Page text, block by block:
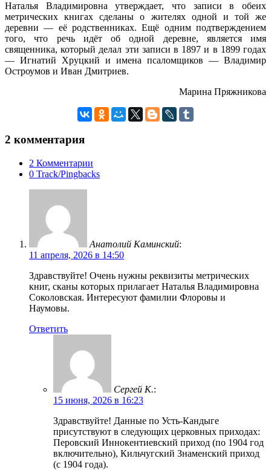
Наталья Владимировна утверждает, что записи в обеих
метрических книгах сделаны о жителях одной и той же
деревни — её родственниках. Ещё одним подтверждением
того, что речь идёт об одной деревне, является имя
священника, который делал эти записи в 1897 и в 1899 годах
— Игнатий Хруцкий и имена псаломщиков — Владимир
Остроумов и Иван Дмитриев.
Марина Пряжникова
2 комментария
2 Комментарии
0 Track/Pingbacks
Анатолий Каминский:
11 апреля, 2026 в 14:50
Здравствуйте! Очень нужны реквизиты метрических
книг, сканы которых прилагает Наталья Владимировна
Соколовская. Интересуют фамилии Флоровы и
Наумовы.
Ответить
Сергей К.:
15 июня, 2026 в 16:23
Здравствуйте! Данные по Усть-Кандыге
присутствуют в следующих церковных приходах:
Перовский Иннокентиевский приход (по 1904 год
включительно), Кильчугский Знаменский приход
(с 1904 года).